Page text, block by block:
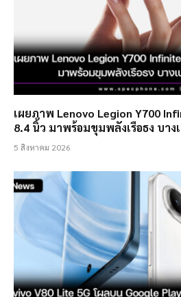
เผยภาพ Lenovo Legion Y700
8.4 นิ้ว มาพร้อมขุมพลังเรือธง บาง
5 สิงหาคม 2026